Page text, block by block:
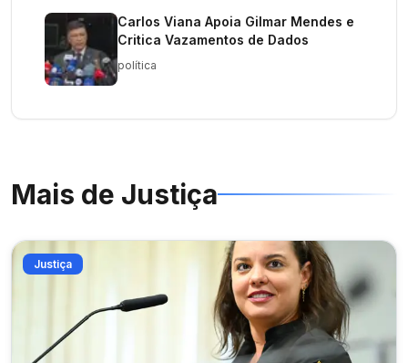
Carlos Viana Apoia Gilmar Mendes e
Critica Vazamentos de Dados
política
Mais de Justiça
Justiça